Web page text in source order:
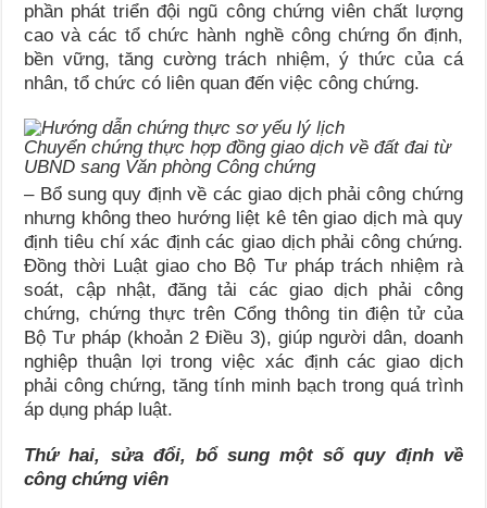
phần phát triển đội ngũ công chứng viên chất lượng
cao và các tổ chức hành nghề công chứng ổn định,
bền vững, tăng cường trách nhiệm, ý thức của cá
nhân, tổ chức có liên quan đến việc công chứng.
Chuyển chứng thực hợp đồng giao dịch về đất đai từ
UBND sang Văn phòng Công chứng
– Bổ sung quy định về các giao dịch phải công chứng
nhưng không theo hướng liệt kê tên giao dịch mà quy
định tiêu chí xác định các giao dịch phải công chứng.
Đồng thời Luật giao cho Bộ Tư pháp trách nhiệm rà
soát, cập nhật, đăng tải các giao dịch phải công
chứng, chứng thực trên Cổng thông tin điện tử của
Bộ Tư pháp (khoản 2 Điều 3), giúp người dân, doanh
nghiệp thuận lợi trong việc xác định các giao dịch
phải công chứng, tăng tính minh bạch trong quá trình
áp dụng pháp luật.
Thứ hai, sửa đổi, bổ sung một số quy định về
công chứng viên